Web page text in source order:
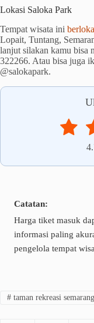
Lokasi Saloka Park
Tempat wisata ini
Lopait, Tuntang,
lanjut silakan kamu bisa
322266. Atau bisa juga
@salokapark.
Catatan:
Harga tiket masuk
informasi paling
pengelola tempat
#taman rekreasi semarang